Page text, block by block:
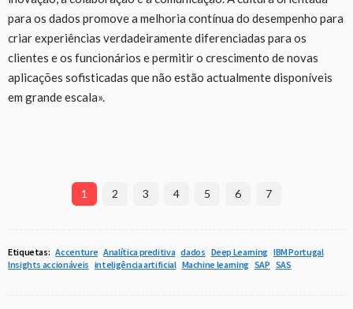
para os dados promove a melhoria contínua do desempenho para
criar experiências verdadeiramente diferenciadas para os
clientes e os funcionários e permitir o crescimento de novas
aplicações sofisticadas que não estão actualmente disponíveis
em grande escala».
1 2 3 4 5 6 7
Etiquetas: Accenture Analítica preditiva dados Deep Learning IBM Portugal
Insights accionáveis inteligência artificial Machine learning SAP SAS